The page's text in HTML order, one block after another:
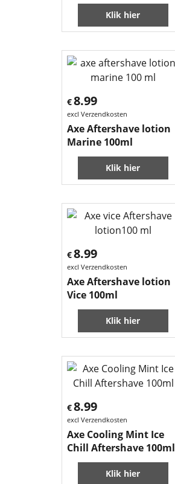
Klik hier
€8.99
excl Verzendkosten
Axe Aftershave lotion
Marine 100ml
Klik hier
€8.99
excl Verzendkosten
Axe Aftershave lotion
Vice 100ml
Klik hier
€8.99
excl Verzendkosten
Axe Cooling Mint Ice
Chill Aftershave 100ml
Klik hier